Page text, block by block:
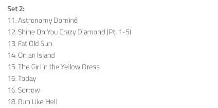
Set 2:
11. Astronomy Dominé
12. Shine On You Crazy Diamond (Pt. 1-5)
13. Fat Old Sun
14. On an Island
15. The Girl in the Yellow Dress
16. Today
16. Sorrow
18. Run Like Hell